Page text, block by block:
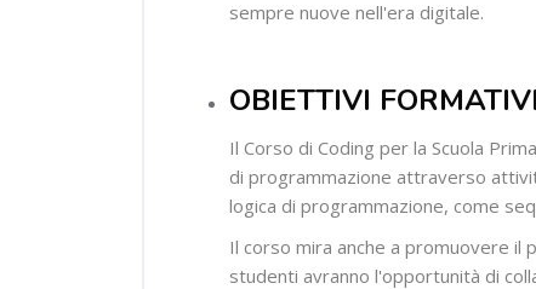
sempre nuove nell'era digitale.
OBIETTIVI FORMATIVI
Il Corso di Coding per la Scuola
di programmazione attraverso
logica di programmazione, come
Il corso mira anche a promuovere il
studenti avranno l'opportunità di